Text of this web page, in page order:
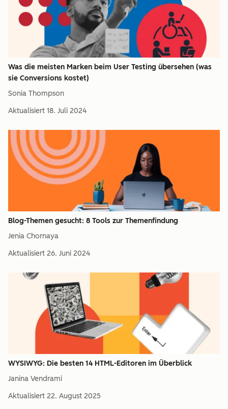
Was die meisten Marken beim User Testing übersehen (was
sie Conversions kostet)
Sonia Thompson
Aktualisiert 18. Juli 2024
Blog-Themen gesucht: 8 Tools zur Themenfindung
Jenia Chornaya
Aktualisiert 26. Juni 2024
WYSIWYG: Die besten 14 HTML-Editoren im Überblick
Janina Vendrami
Aktualisiert 22. August 2025